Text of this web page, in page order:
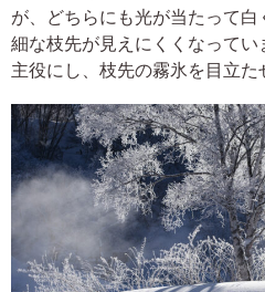
が、どちらにも光が当たって
細な枝先が見えにくくなって
主役にし、枝先の霧氷を目立た